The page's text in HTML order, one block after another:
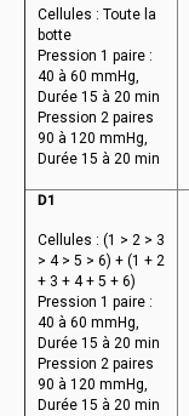
Cellules : Toute la
botte
Pression 1 paire :
40 à 60 mmHg,
Durée 15 à 20 min
Pression 2 paires
90 à 120 mmHg,
Durée 15 à 20 min
D1
Cellules : (1 > 2 > 3
> 4 > 5 > 6) + (1 + 2
+ 3 + 4 + 5 + 6)
Pression 1 paire :
40 à 60 mmHg,
Durée 15 à 20 min
Pression 2 paires
90 à 120 mmHg,
Durée 15 à 20 min